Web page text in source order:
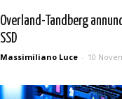
Overland-Tandberg
SSD
Massimiliano Luce - 10